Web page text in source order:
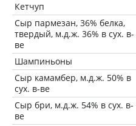
Кетчуп
Сыр пармезан, 36% белка,
твердый, м.д.ж. 36% в сух. в-
ве
Шампиньоны
Сыр камамбер, м.д.ж. 50% в
сух. в-ве
Сыр бри, м.д.ж. 54% в сух. в-
ве